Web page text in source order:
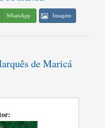
WhatsApp Imagem
de Maricá